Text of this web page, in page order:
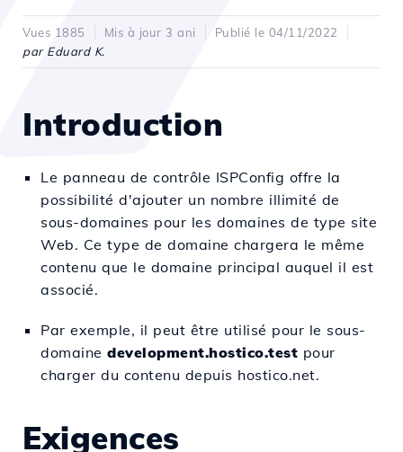
Vues 1885 Mis à jour 3 ani
Publié le 04/11/2022
par Eduard K.
Introduction
Le panneau de contrôle ISPConfig offre la
possibilité d'ajouter un nombre illimité de
sous-domaines pour les domaines de type site
Web. Ce type de domaine chargera le même
contenu que le domaine principal auquel il est
associé.
Par exemple, il peut être utilisé pour le sous-
domaine development.hostico.test pour
charger du contenu depuis hostico.net.
Exigences